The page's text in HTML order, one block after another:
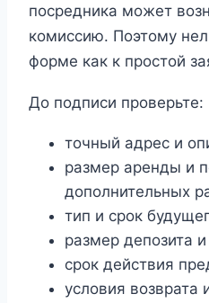
посредника может
комиссию. Поэтому
форме как к простой
До подписи проверьте:
точный адрес и
размер аренды и
дополнительных
тип и срок
размер депозита
срок действия
условия возврата